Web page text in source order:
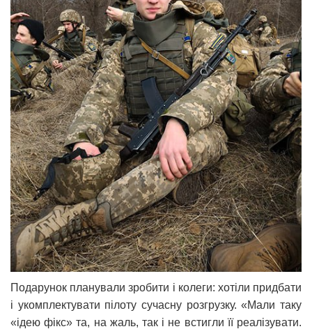
Подарунок планували зробити і колеги: хотіли придбати
і укомплектувати пілоту сучасну розгрузку. «Мали таку
«ідею фікс» та, на жаль, так і не встигли її реалізувати.